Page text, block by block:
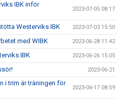
IBK inför
2023-07-05 08:17
Westerviks IBK 2023-07-03 15:50
med WIBK 2023-06-28 11:42
IBK 2023-06-26 15:05
2023-06-21
i trim är träningen för
2023-06-17 08:59